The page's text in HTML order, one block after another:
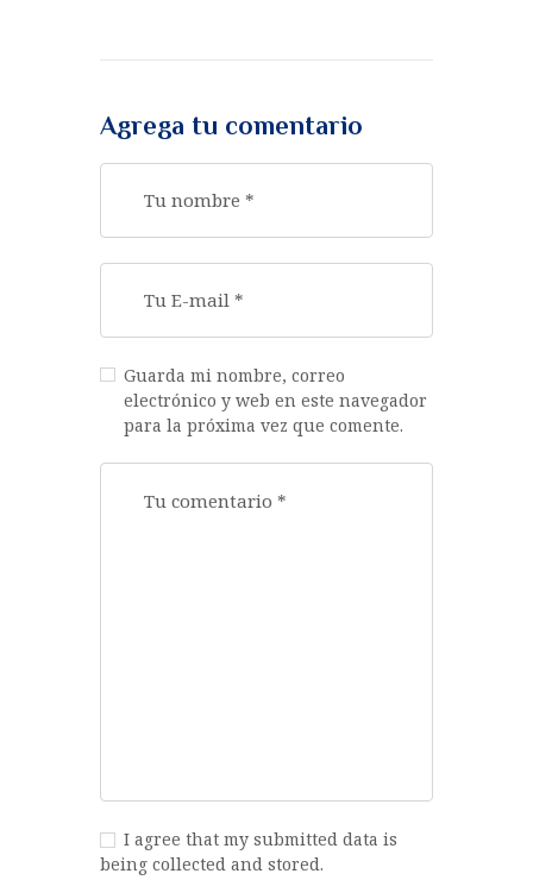
Agrega tu comentario
Guarda mi nombre, correo
electrónico y web en este navegador
para la próxima vez que comente.
I agree that my submitted data is
being collected and stored.